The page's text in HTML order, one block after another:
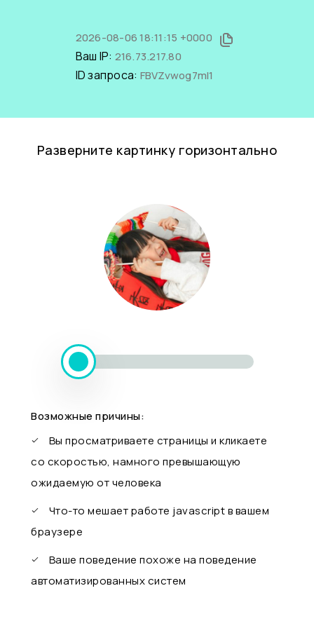
2026-08-06 18:11:15 +0000
Ваш IP: 216.73.217.80
ID запроса: FBVZvwog7mI1
Разверните картинку горизонтально
Возможные причины:
Вы просматриваете страницы и кликаете
со скоростью, намного превышающую
ожидаемую от человека
Что-то мешает работе javascript в вашем
браузере
Ваше поведение похоже на поведение
автоматизированных систем